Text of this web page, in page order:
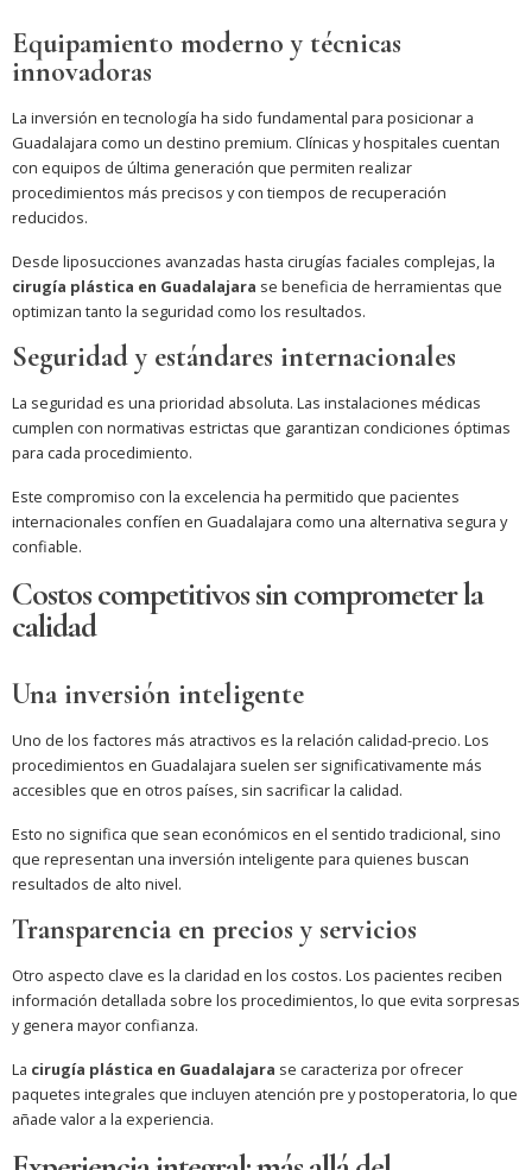
Equipamiento moderno y técnicas
innovadoras
La inversión en tecnología ha sido fundamental para posicionar a
Guadalajara como un destino premium. Clínicas y hospitales cuentan
con equipos de última generación que permiten realizar
procedimientos más precisos y con tiempos de recuperación
reducidos.
Desde liposucciones avanzadas hasta cirugías faciales complejas, la
cirugía plástica en Guadalajara se beneficia de herramientas que
optimizan tanto la seguridad como los resultados.
Seguridad y estándares internacionales
La seguridad es una prioridad absoluta. Las instalaciones médicas
cumplen con normativas estrictas que garantizan condiciones óptimas
para cada procedimiento.
Este compromiso con la excelencia ha permitido que pacientes
internacionales confíen en Guadalajara como una alternativa segura y
confiable.
Costos competitivos sin comprometer la
calidad
Una inversión inteligente
Uno de los factores más atractivos es la relación calidad-precio. Los
procedimientos en Guadalajara suelen ser significativamente más
accesibles que en otros países, sin sacrificar la calidad.
Esto no significa que sean económicos en el sentido tradicional, sino
que representan una inversión inteligente para quienes buscan
resultados de alto nivel.
Transparencia en precios y servicios
Otro aspecto clave es la claridad en los costos. Los pacientes reciben
información detallada sobre los procedimientos, lo que evita sorpresas
y genera mayor confianza.
La cirugía plástica en Guadalajara se caracteriza por ofrecer
paquetes integrales que incluyen atención pre y postoperatoria, lo que
añade valor a la experiencia.